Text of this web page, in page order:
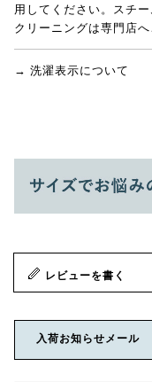
用してください。スチ
クリーニングは専門店へ
→ 洗濯表示について
レビューを書く
入荷お知らせメール